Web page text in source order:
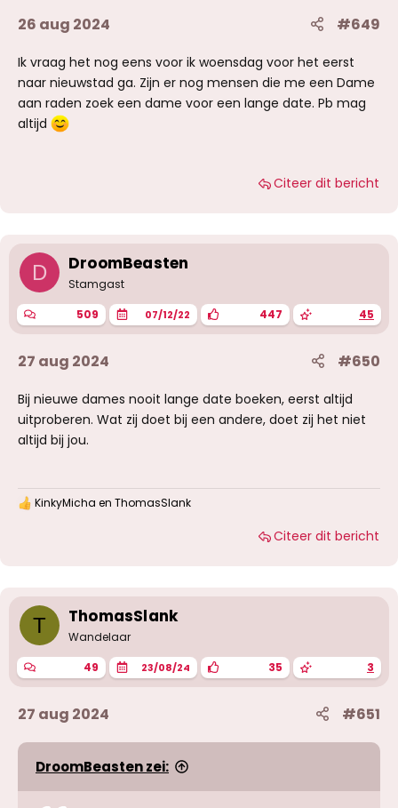
26 aug 2024 #649
Ik vraag het nog eens voor ik woensdag voor het eerst
naar nieuwstad ga. Zijn er nog mensen die me een Dame
aan raden zoek een dame voor een lange date. Pb mag
altijd
Citeer dit bericht
D DroomBeasten
Stamgast
509 07/12/22 447 45
27 aug 2024 #650
Bij nieuwe dames nooit lange date boeken, eerst altijd
uitproberen. Wat zij doet bij een andere, doet zij het niet
altijd bij jou.
W
n
g
n
:
KinkyMicha en ThomasSlank
Citeer dit bericht
T ThomasSlank
Wandelaar
49 23/08/24 35 3
27 aug 2024 #651
DroomBeasten zei: